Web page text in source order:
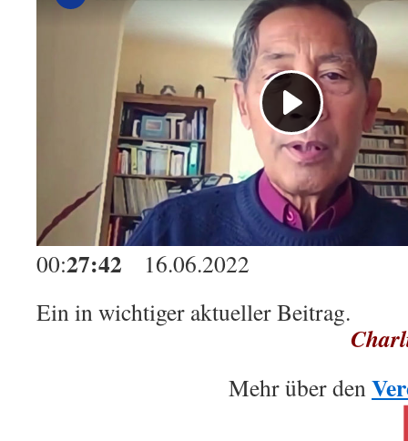
00:27:42 16.06.2022
Ein in wichtiger aktueller Beitrag.
Mehr über den